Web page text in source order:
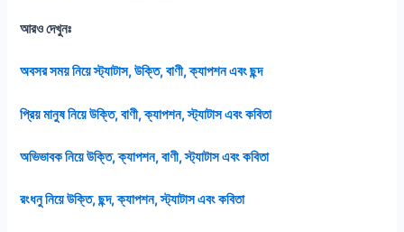
আরও দেখুনঃ
অবসর সময় নিয়ে স্ট্যাটাস, উক্তি, বাণী, ক্যাপশন এবং ছন্দ
প্রিয় মানুষ নিয়ে উক্তি, বাণী, ক্যাপশন, স্ট্যাটাস এবং কবিতা
অভিভাবক নিয়ে উক্তি, ক্যাপশন, বাণী, স্ট্যাটাস এবং কবিতা
রংধনু নিয়ে উক্তি, ছন্দ, ক্যাপশন, স্ট্যাটাস এবং কবিতা